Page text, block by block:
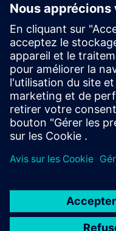
Documentation
d'applications Software
Boutique en
SIPROTEC 7SS85